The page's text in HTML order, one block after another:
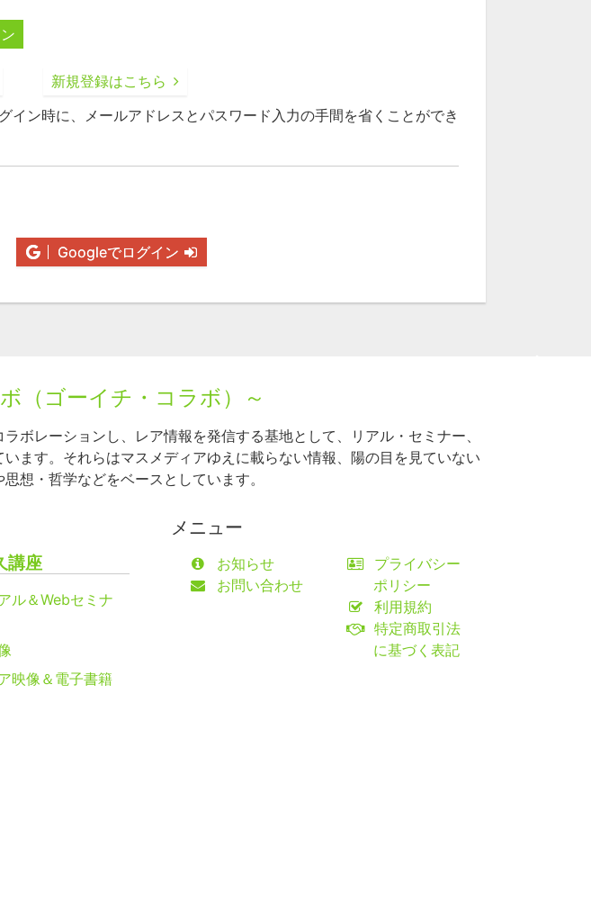
新規登録はこちら
ン時に、メールアドレスとパスワード入力の手間を省くことができ
Googleでログイン
（ゴーイチ・コラボ）～
ボレーションし、レア情報を発信する基地として、リアル・セミナー、
ます。それらはマスメディアゆえに載らない情報、陽の目を見ていない
想・哲学などをベースとしています。
講座
ル＆Webセミナ
映像＆電子書籍
メニュー
お知らせ
お問い合わせ
プライバシー
ポリシー
利用規約
特定商取引法
に基づく表記